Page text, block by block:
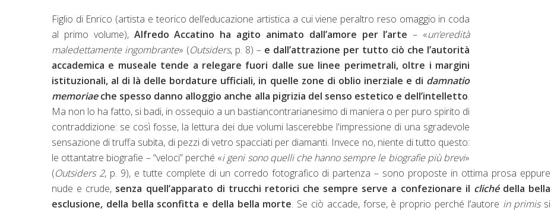
Figlio di Enrico (artista e teorico dell’educazione artistica a cui viene peraltro reso omaggio in coda
al primo volume), Alfredo Accatino ha agito animato dall’amore per l’arte – «un’eredità
maledettamente ingombrante» (Outsiders, p. 8) – e dall’attrazione per tutto ciò che l’autorità
accademica e museale tende a relegare fuori dalle sue linee perimetrali, oltre i margini
istituzionali, al di là delle bordature ufficiali, in quelle zone di oblio inerziale e di damnatio
memoriaeche spesso danno alloggio anche alla pigrizia del senso estetico e dell’intelletto.
Ma non lo ha fatto, si badi, in ossequio a un bastiancontrarianesimo di maniera o per puro spirito di
contraddizione: se così fosse, la lettura dei due volumi lascerebbe l'impressione di una sgradevole
sensazione di truffa subita, di pezzi di vetro spacciati per diamanti. Invece no, niente di tutto questo:
le ottantatre biografie – “veloci” perché «i geni sono quelli che hanno sempre le biografie più brevi»
(Outsiders 2, p. 9), e tutte complete di un corredo fotografico di partenza – sono proposte in ottima prosa eppure
nude e crude, senza quell’apparato di trucchi retorici che sempre serve a confezionare il clichédella bella
esclusione, della bella sconfitta e della bella morte. Se ciò accade, forse, è proprio perché l’autore in primissi